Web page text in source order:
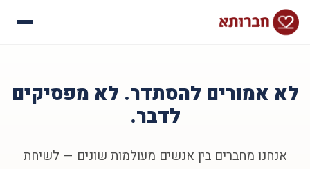
איך זה עובד
לא אמורים להסתדר. לא מפסיקים
לדבר.
אנחנו מחברים בין אנשים מעולמות שונים — לשיחת